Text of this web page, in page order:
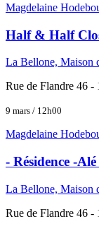
Magdelaine
Half & Half
La Bellone, Maison
Rue de Flandre 46 -
9 mars / 12h00
Magdelaine
- Résidence -
La Bellone, Maison
Rue de Flandre 46 -